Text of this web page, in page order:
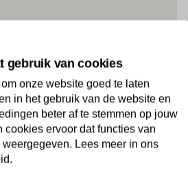
gebruik van cookies
onze website goed te laten
in het gebruik van de website en
beter af te stemmen op jouw
cookies ervoor dat functies van
Lees meer in ons